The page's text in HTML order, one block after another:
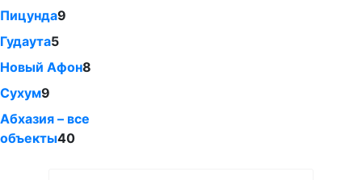
Пицунда9
Гудаута5
Новый Афон8
Сухум9
Абхазия – все
объекты40